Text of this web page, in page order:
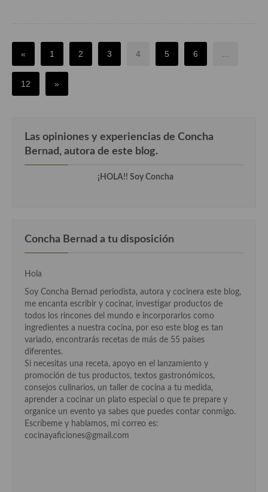
« 1 2 3 4 5 6
12 »
Las opiniones y experiencias de Concha
Bernad, autora de este blog.
¡HOLA!! Soy Concha
Concha Bernad a tu disposición
Hola
Soy Concha Bernad periodista, autora y cocinera este blog,
me encanta escribir y cocinar, investigar productos de
todos los rincones del mundo e incorporarlos como
ingredientes a nuestra cocina, por eso este blog es tan
variado, encontrarás recetas de más de 55 países
diferentes.
Si necesitas una receta, apoyo en el lanzamiento y
promoción de tus productos, textos gastronómicos,
consejos culinarios, un taller de cocina a tu medida,
aprender a cocinar un plato especial o que te prepare y
organice un evento ya sabes que puedes contar conmigo.
Escríbeme y hablamos, mi correo es:
cocinayaficiones@gmail.com